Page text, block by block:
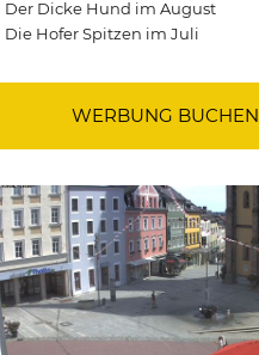
Der Dicke Hund im August
Die Hofer Spitzen im Juli
WERBUNG BUCHEN